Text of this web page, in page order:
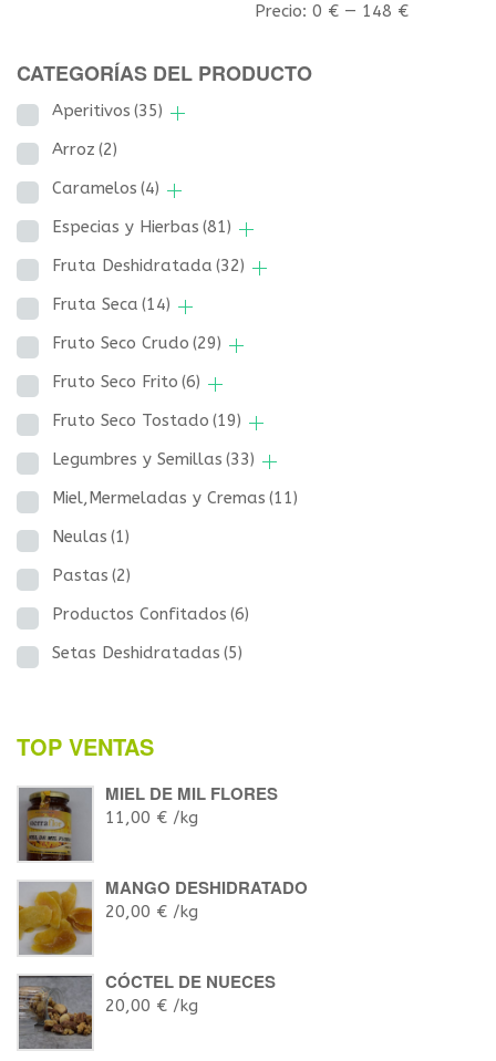
Precio: 0 € — 148 €
CATEGORÍAS DEL PRODUCTO
Aperitivos (35)
Arroz (2)
Caramelos (4)
Especias y Hierbas (81)
Fruta Deshidratada (32)
Fruta Seca (14)
Fruto Seco Crudo (29)
Fruto Seco Frito (6)
Fruto Seco Tostado (19)
Legumbres y Semillas (33)
Miel,Mermeladas y Cremas (11)
Neulas (1)
Pastas (2)
Productos Confitados (6)
Setas Deshidratadas (5)
TOP VENTAS
MIEL DE MIL FLORES
11,00 € /kg
MANGO DESHIDRATADO
20,00 € /kg
CÓCTEL DE NUECES
20,00 € /kg